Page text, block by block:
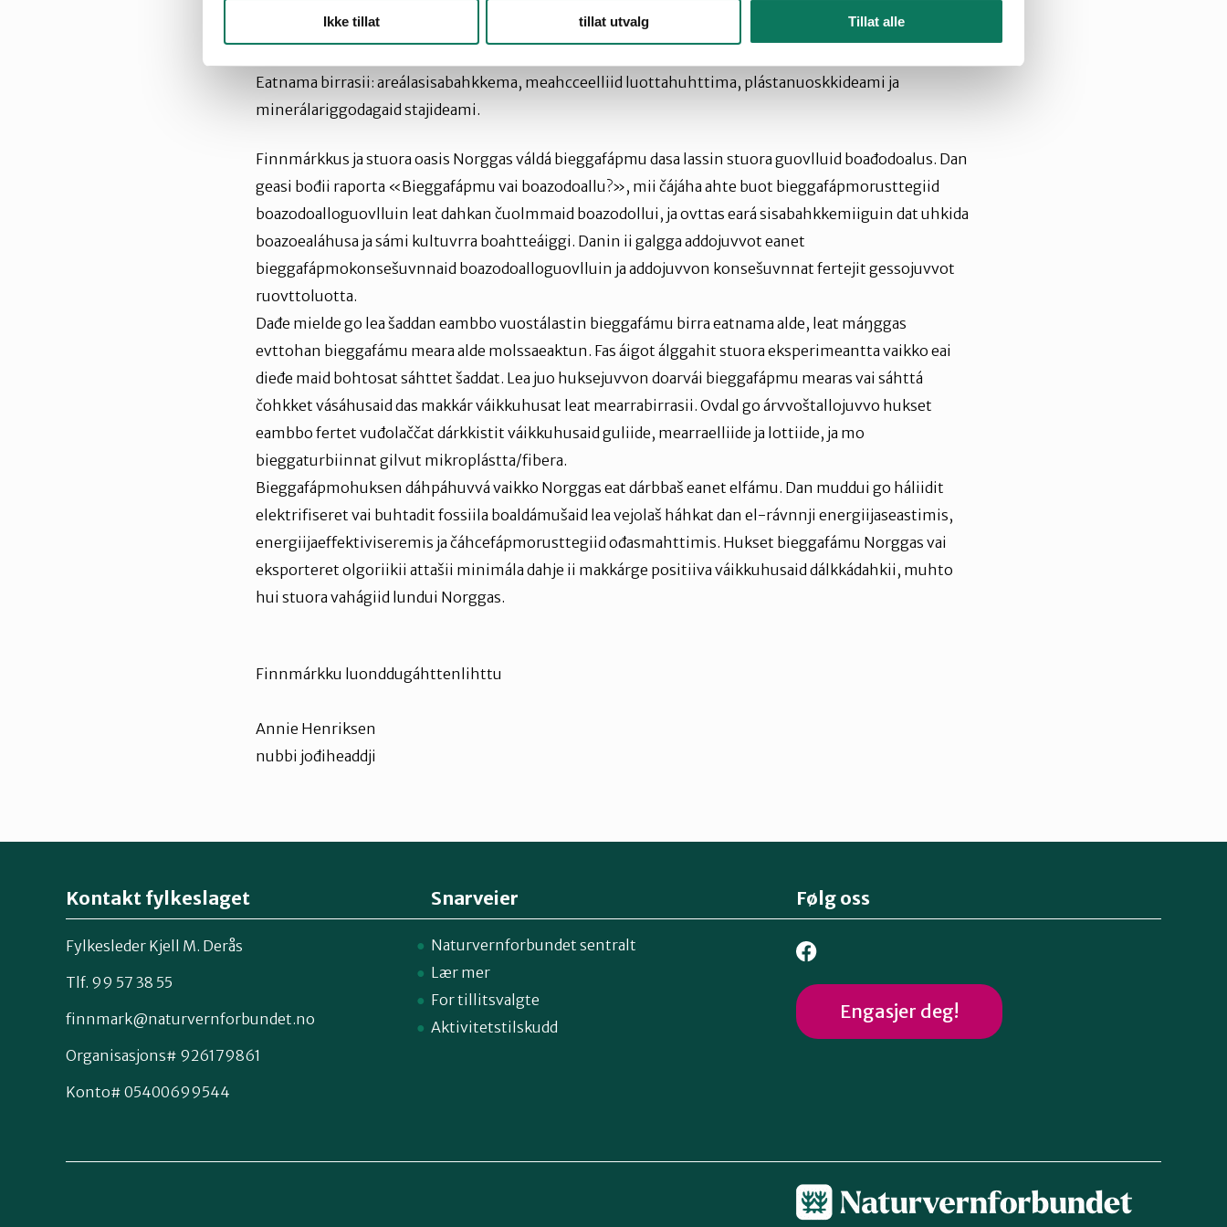
Ikke tillat tillat utvalg Tillat alle
čáhcefápmorusttegiid buvttadus rievdaduvvo eambbo bajás vulos, ja dat fas lasiha
Eatnama birrasii: areálasisabahkkema, meahcceelliid luottahuhttima, plástanuoskkideami ja
minerálariggodagaid stajideami.
Finnmárkkus ja stuora oasis Norggas váldá bieggafápmu dasa lassin stuora guovlluid boađodoalus. Dan
geasi bođii raporta «Bieggafápmu vai boazodoallu?», mii čájáha ahte buot bieggafápmorusttegiid
boazodoalloguovlluin leat dahkan čuolmmaid boazodollui, ja ovttas eará sisabahkkemiiguin dat uhkida
boazoealáhusa ja sámi kultuvrra boahtteáiggi. Danin ii galgga addojuvvot eanet
bieggafápmokonsešuvnnaid boazodoalloguovlluin ja addojuvvon konsešuvnnat fertejit gessojuvvot
ruovttoluotta.
Dađe mielde go lea šaddan eambbo vuostálastin bieggafámu birra eatnama alde, leat máŋggas
evttohan bieggafámu meara alde molssaeaktun. Fas áigot álggahit stuora eksperimeantta vaikko eai
dieđe maid bohtosat sáhttet šaddat. Lea juo huksejuvvon doarvái bieggafápmu mearas vai sáhttá
čohkket vásáhusaid das makkár váikkuhusat leat mearrabirrasii. Ovdal go árvvoštallojuvvo hukset
eambbo fertet vuđolaččat dárkkistit váikkuhusaid guliide, mearraelliide ja lottiide, ja mo
bieggaturbiinnat gilvut mikroplástta/fibera.
Bieggafápmohuksen dáhpáhuvvá vaikko Norggas eat dárbbaš eanet elfámu. Dan muddui go háliidit
elektrifiseret vai buhtadit fossiila boaldámušaid lea vejolaš háhkat dan el-rávnnji energiijaseastimis,
energiijaeffektiviseremis ja čáhcefápmorusttegiid ođasmahttimis. Hukset bieggafámu Norggas vai
eksporteret olgoriikii attašii minimála dahje ii makkárge positiiva váikkuhusaid dálkkádahkii, muhto
hui stuora vahágiid lundui Norggas.
Finnmárkku luonddugáhttenlihttu
Annie Henriksen
nubbi jođiheaddji
Kontakt fylkeslaget
Fylkesleder Kjell M. Derås
Tlf. 99 57 38 55
finnmark@naturvernforbundet.no
Organisasjons# 926179861
Konto# 05400699544
Snarveier
Naturvernforbundet sentralt
Lær mer
For tillitsvalgte
Aktivitetstilskudd
Følg oss
Engasjer deg!